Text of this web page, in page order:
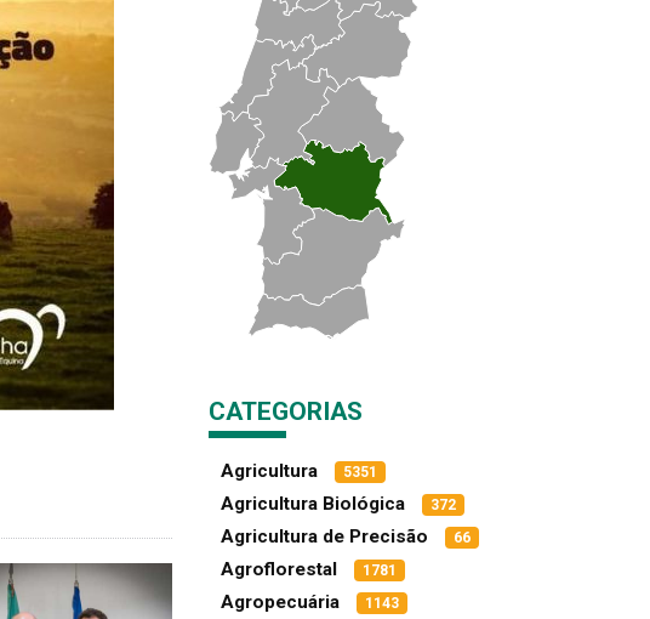
CATEGORIAS
Agricultura 5351
Agricultura Biológica 372
Agricultura de Precisão 66
Agroflorestal 1781
Agropecuária 1143